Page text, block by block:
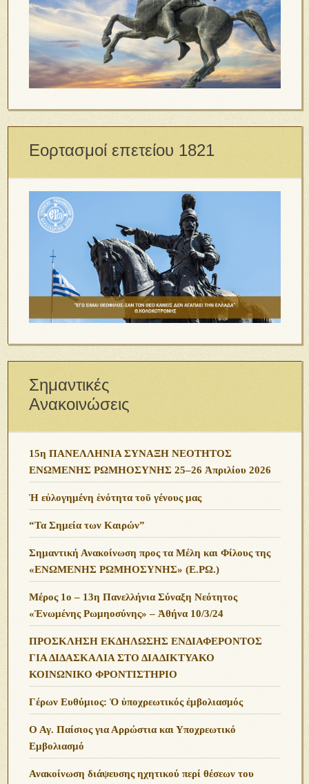
Εορτασμοί επετείου 1821
Σημαντικές
Ανακοινώσεις
15η ΠΑΝΕΛΛΗΝΙΑ ΣΥΝΑΞΗ ΝΕΟΤΗΤΟΣ
ΕΝΩΜΕΝΗΣ ΡΩΜΗΟΣΥΝΗΣ 25–26 Ἀπριλίου 2026
Ἡ εὐλογημένη ἑνότητα τοῦ γένους μας
“Τα Σημεία των Καιρών”
Σημαντική Ανακοίνωση προς τα Μέλη και Φίλους της
«ΕΝΩΜΕΝΗΣ ΡΩΜΗΟΣΥΝΗΣ» (Ε.ΡΩ.)
Μέρος 1ο – 13η Πανελλήνια Σύναξη Νεότητος
«Ἑνωμένης Ρωμηοσύνης» – Ἀθήνα 10/3/24
ΠΡΟΣΚΛΗΣΗ ΕΚΔΗΛΩΣΗΣ ΕΝΔΙΑΦΕΡΟΝΤΟΣ
ΓΙΑ ΔΙΔΑΣΚΑΛΙΑ ΣΤΟ ΔΙΑΔΙΚΤΥΑΚΟ
ΚΟΙΝΩΝΙΚΟ ΦΡΟΝΤΙΣΤΗΡΙΟ
Γέρων Ευθύμιος: Ὁ ὑποχρεωτικός ἐμβολιασμός
Ο Αγ. Παίσιος για Αρρώστια και Υποχρεωτικό
Εμβολιασμό
Ανακοίνωση διάψευσης ηχητικού περί θέσεων του